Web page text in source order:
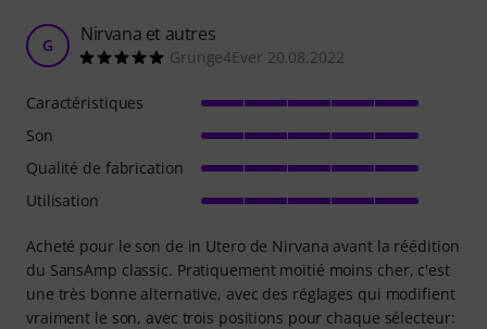
G Nirvana et autres
Grunge4Ever 20.08.2022
Acheté pour le son de in Utero de Nirvana avant la réédition
du SansAmp classic. Pratiquement moitié moins cher, c'est
une très bonne alternative, avec des réglages qui modifient
vraiment le son, avec trois positions pour chaque sélecteur:
Caractéristiques
Son
Qualité de fabrication
Utilisation